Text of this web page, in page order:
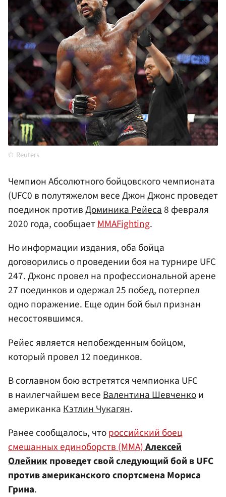
Reuters
Чемпион Абсолютного бойцовского чемпионата
(UFC0 в полутяжелом весе Джон Джонс проведет
поединок противДоминика Рейеса8 февраля
2020 года, сообщаетMMAFighting.
Но информации издания, оба бойца
договорились о проведении боя на турнире UFC
247. Джонс провел на профессиональной арене
27 поединков и одержал 25 побед, потерпел
одно поражение. Еще один бой был признан
несостоявшимся.
Рейес является непобежденным бойцом,
который провел 12 поединков.
В соглавном бою встретятся чемпионка UFC
в наилегчайшем весеВалентина Шевченкои
американкаКэтлин Чукагян.
Ранее сообщалось, чтороссийский боец
смешанных единоборств (ММА)Алексей
Олейникпроведет свой следующий бой в UFC
против американского спортсмена Мориса
Грина.